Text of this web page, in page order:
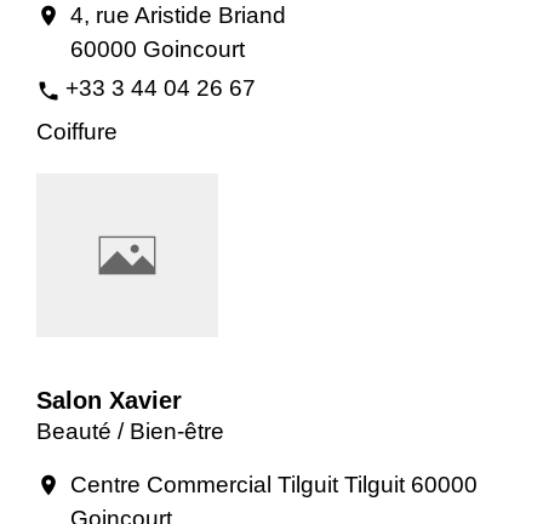
location_on 4, rue Aristide Briand
60000 Goincourt
phone +33 3 44 04 26 67
Coiffure
Salon Xavier
Beauté / Bien-être
location_on
Centre Commercial Tilguit Tilguit 60000
Goincourt